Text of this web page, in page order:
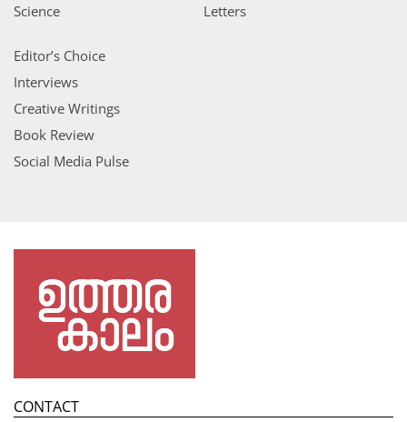
Science
Letters
Editor’s Choice
Interviews
Creative Writings
Book Review
Social Media Pulse
CONTACT